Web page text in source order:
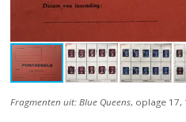
Fragmenten uit: Blue Queens, oplage 17,